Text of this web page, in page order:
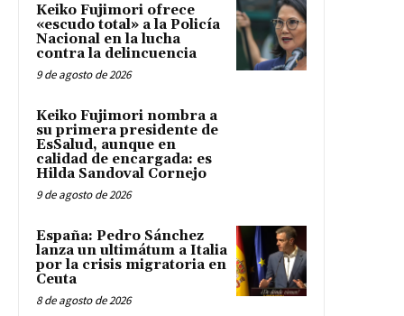
Keiko Fujimori ofrece
«escudo total» a la Policía
Nacional en la lucha
contra la delincuencia
9 de agosto de 2026
Keiko Fujimori nombra a
su primera presidente de
EsSalud, aunque en
calidad de encargada: es
Hilda Sandoval Cornejo
9 de agosto de 2026
España: Pedro Sánchez
lanza un ultimátum a Italia
por la crisis migratoria en
Ceuta
8 de agosto de 2026